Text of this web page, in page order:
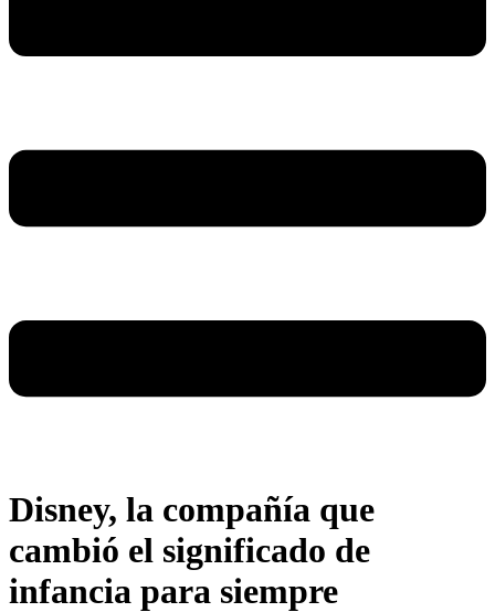
Disney, la compañía que
cambió el significado de
infancia para siempre